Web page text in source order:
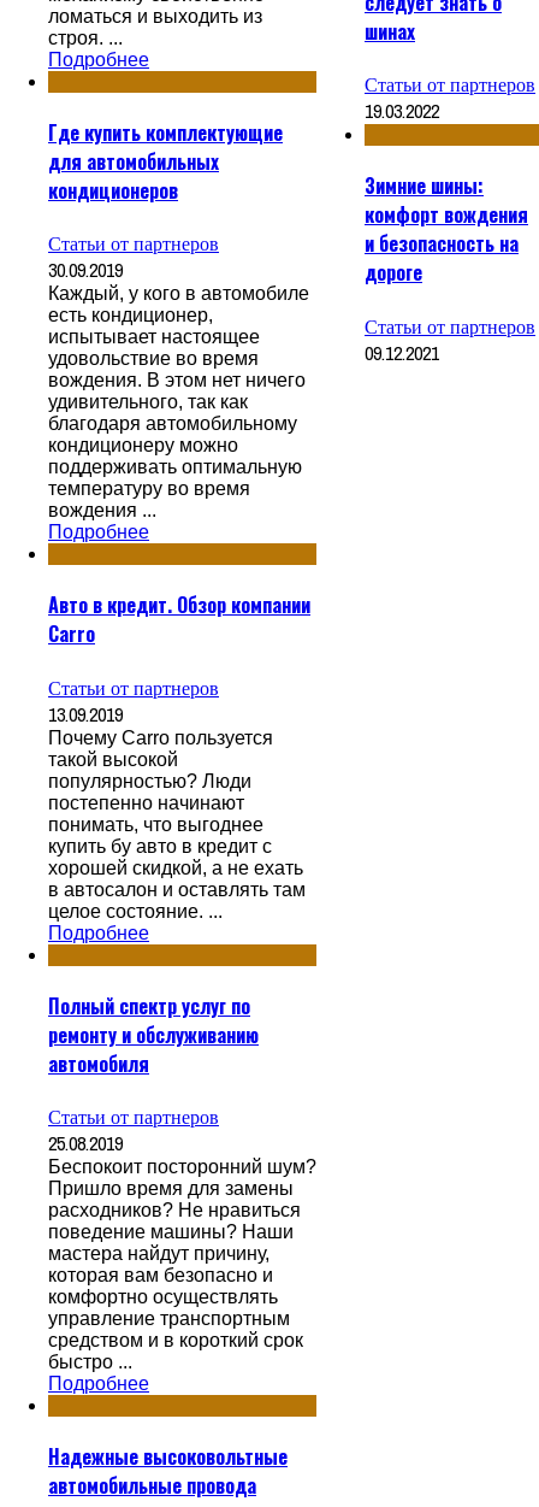
ломаться и выходить из
строя. ...
Подробнее
Где купить комплектующие
для автомобильных
кондиционеров
Статьи от партнеров
30.09.2019
Каждый, у кого в автомобиле
есть кондиционер,
испытывает настоящее
удовольствие во время
вождения. В этом нет ничего
удивительного, так как
благодаря автомобильному
кондиционеру можно
поддерживать оптимальную
температуру во время
вождения ...
Подробнее
Авто в кредит. Обзор компании
Carro
Статьи от партнеров
13.09.2019
Почему Carro пользуется
такой высокой
популярностью? Люди
постепенно начинают
понимать, что выгоднее
купить бу авто в кредит с
хорошей скидкой, а не ехать
в автосалон и оставлять там
целое состояние. ...
Подробнее
Полный спектр услуг по
ремонту и обслуживанию
автомобиля
Статьи от партнеров
25.08.2019
Беспокоит посторонний шум?
Пришло время для замены
расходников? Не нравиться
поведение машины? Наши
мастера найдут причину,
которая вам безопасно и
комфортно осуществлять
управление транспортным
средством и в короткий срок
быстро ...
Подробнее
Надежные высоковольтные
автомобильные провода
шинах
Статьи от партнеров
19.03.2022
Зимние шины:
комфорт вождения
и безопасность на
дороге
Статьи от партнеров
09.12.2021